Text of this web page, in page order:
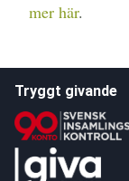
mer här.
Tryggt givande